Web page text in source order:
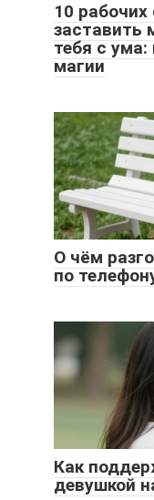
10 рабочих
заставить
тебя с
магии
О чём
по
Как
девушкой